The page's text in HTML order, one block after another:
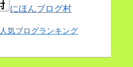
にほんブログ村
人気ブログランキング